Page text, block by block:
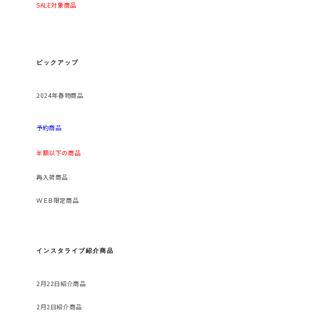
SALE対象商品
ピックアップ
2024年春物商品
予約商品
半額以下の商品
再入荷商品
ＷＥＢ限定商品
インスタライブ紹介商品
2月22日紹介商品
2月2日紹介商品